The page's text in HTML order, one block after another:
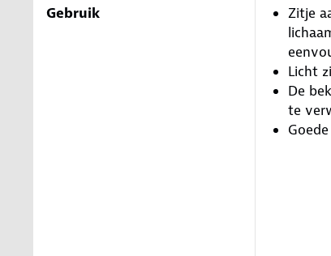
Gebruik
Zitje
Licht
De
te